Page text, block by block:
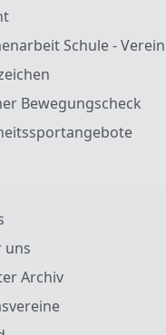
Schule - Verein
Bewegungscheck
uns
Archiv